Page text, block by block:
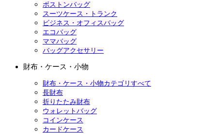
ボストンバッグ
スーツケース・トランク
ビジネス・オフィスバッグ
エコバッグ
ママバッグ
バッグアクセサリー
財布・ケース・小物
財布・ケース・小物カテゴリすべて
長財布
折りたたみ財布
ウォレットバッグ
コインケース
カードケース